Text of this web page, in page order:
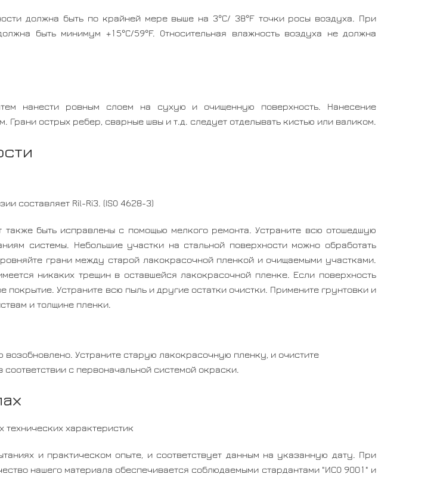
должна быть по крайней мере выше на 3°С/ 38°F точки росы воздуха. При
быть минимум +15°C/59°F. Относительная влажность воздуха не должна
нанести ровным слоем на сухую и очищенную поверхность. Нанесение
острых ребер, сварные швы и т.д. следует отделывать кистью или валиком.
составляет Ril-Ri3. (ISO 4628-3)
быть исправлены с помощью мелкого ремонта. Устраните всю отошедшую
системы. Небольшие участки на стальной поверхности можно обработать
грани между старой лакокрасочной пленкой и очищаемыми участками.
никаких трещин в оставшейся лакокрасочной пленке. Если поверхность
Устраните всю пыль и другие остатки очистки. Примените грунтовки и
и толщине пленки.
Устраните старую лакокрасочную пленку, и очистите
с первоначальной системой окраски.
характеристик
и практическом опыте, и соответствует данным на указанную дату. При
нашего материала обеспечивается соблюдаемыми стардантами "ИСО 9001" и